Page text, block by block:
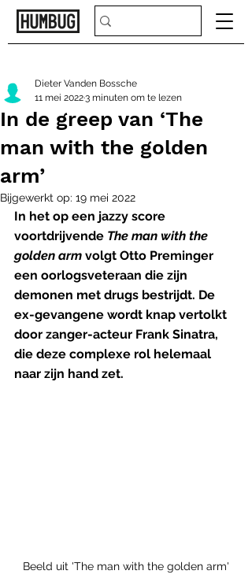
In de greep van ‘The
man with the golden
arm’
Dieter Vanden Bossche
11 mei 20223 minuten om te lezen
Bijgewerkt op: 19 mei 2022
In het op een jazzy score
voortdrijvende The man with the
golden arm volgt Otto Preminger
een oorlogsveteraan die zijn
demonen met drugs bestrijdt. De
ex-gevangene wordt knap vertolkt
door zanger-acteur Frank Sinatra,
die deze complexe rol helemaal
naar zijn hand zet.
Beeld uit 'The man with the golden arm'